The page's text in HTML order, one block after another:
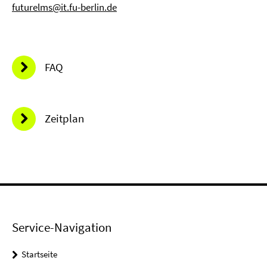
futurelms@it.fu-berlin.de
FAQ
Zeitplan
Service-Navigation
Startseite